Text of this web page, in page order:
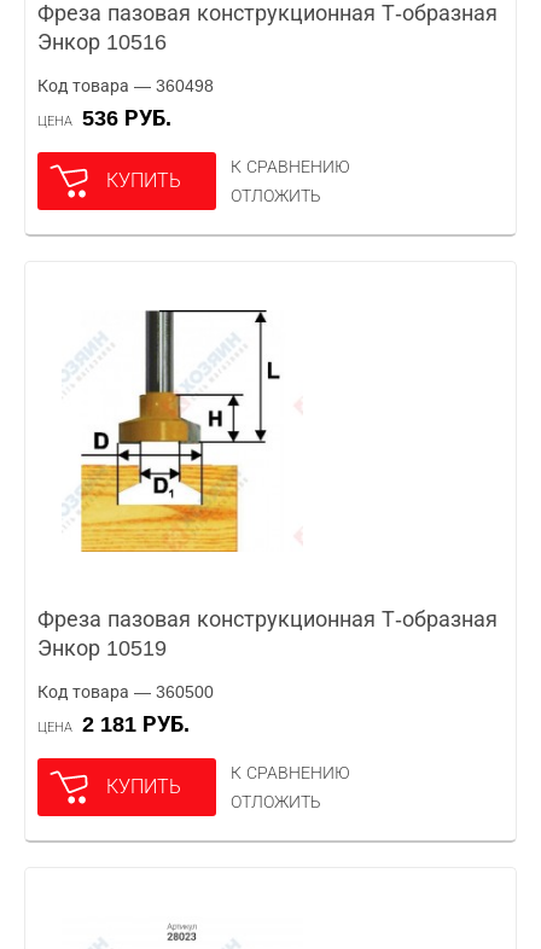
Фреза пазовая конструкционная Т-образная
Энкор 10516
Код товара — 360498
ЦЕНА 536 РУБ.
КУПИТЬ
К СРАВНЕНИЮ
ОТЛОЖИТЬ
Фреза пазовая конструкционная Т-образная
Энкор 10519
Код товара — 360500
ЦЕНА 2 181 РУБ.
КУПИТЬ
К СРАВНЕНИЮ
ОТЛОЖИТЬ